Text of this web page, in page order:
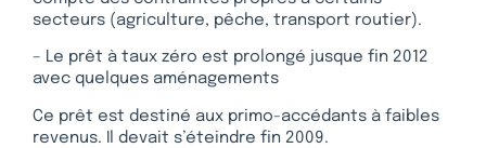
secteurs (agriculture, pêche, transport routier).
– Le prêt à taux zéro est prolongé jusque fin 2012
avec quelques aménagements
Ce prêt est destiné aux primo-accédants à faibles
revenus. Il devait s’éteindre fin 2009.